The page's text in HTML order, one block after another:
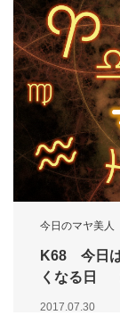
今日のマヤ美人
K68 今日
くなる日
2017.07.30